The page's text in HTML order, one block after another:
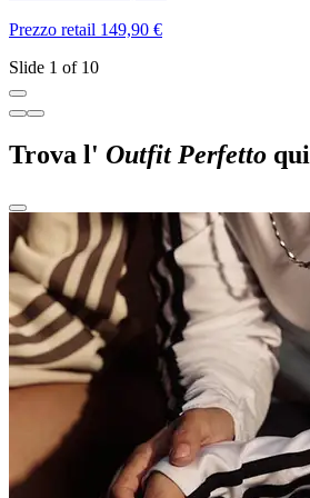
Prezzo retail 149,90 €
Slide 1 of 10
Trova l' Outfit Perfetto qui